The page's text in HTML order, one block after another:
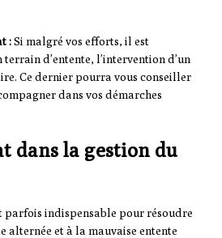
:Si malgré vos efforts, il est
d’entente, l’intervention d’un
Ce dernier pourra vous conseiller
dans vos démarches
dans la gestion du
parfois indispensable pour résoudre
alternée et à la mauvaise entente